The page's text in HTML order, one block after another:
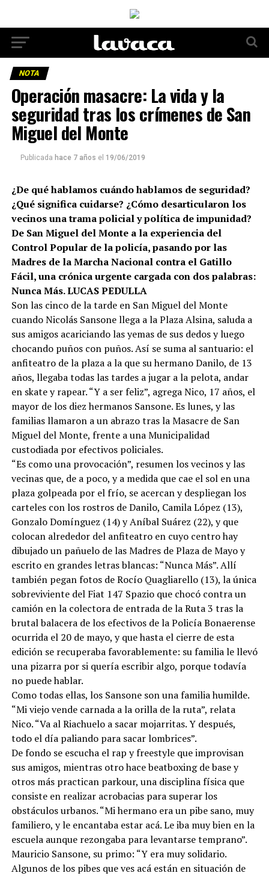
NOTA
Operación masacre: La vida y la
seguridad tras los crímenes de San
Miguel del Monte
Publicada hace 7 años el 19/06/2019
¿De qué hablamos cuándo hablamos de seguridad?
¿Qué significa cuidarse? ¿Cómo desarticularon los
vecinos una trama policial y política de impunidad?
De San Miguel del Monte a la experiencia del
Control Popular de la policía, pasando por las
Madres de la Marcha Nacional contra el Gatillo
Fácil, una crónica urgente cargada con dos palabras:
Nunca Más. LUCAS PEDULLA
Son las cinco de la tarde en San Miguel del Monte
cuando Nicolás Sansone llega a la Plaza Alsina, saluda a
sus amigos acariciando las yemas de sus dedos y luego
chocando puños con puños. Así se suma al santuario: el
anfiteatro de la plaza a la que su hermano Danilo, de 13
años, llegaba todas las tardes a jugar a la pelota, andar
en skate y rapear. “Y a ser feliz”, agrega Nico, 17 años, el
mayor de los diez hermanos Sansone. Es lunes, y las
familias llamaron a un abrazo tras la Masacre de San
Miguel del Monte, frente a una Municipalidad
custodiada por efectivos policiales.
“Es como una provocación”, resumen los vecinos y las
vecinas que, de a poco, y a medida que cae el sol en una
plaza golpeada por el frío, se acercan y despliegan los
carteles con los rostros de Danilo, Camila López (13),
Gonzalo Domínguez (14) y Aníbal Suárez (22), y que
colocan alrededor del anfiteatro en cuyo centro hay
dibujado un pañuelo de las Madres de Plaza de Mayo y
escrito en grandes letras blancas: “Nunca Más”. Allí
también pegan fotos de Rocío Quagliarello (13), la única
sobreviviente del Fiat 147 Spazio que chocó contra un
camión en la colectora de entrada de la Ruta 3 tras la
brutal balacera de los efectivos de la Policía Bonaerense
ocurrida el 20 de mayo, y que hasta el cierre de esta
edición se recuperaba favorablemente: su familia le llevó
una pizarra por si quería escribir algo, porque todavía
no puede hablar.
Como todas ellas, los Sansone son una familia humilde.
“Mi viejo vende carnada a la orilla de la ruta”, relata
Nico. “Va al Riachuelo a sacar mojarritas. Y después,
todo el día paliando para sacar lombrices”.
De fondo se escucha el rap y freestyle que improvisan
sus amigos, mientras otro hace beatboxing de base y
otros más practican parkour, una disciplina física que
consiste en realizar acrobacias para superar los
obstáculos urbanos. “Mi hermano era un pibe sano, muy
familiero, y le encantaba estar acá. Le iba muy bien en la
escuela aunque rezongaba para levantarse temprano”.
Mauricio Sansone, su primo: “Y era muy solidario.
Algunos de los pibes que ves acá están en situación de